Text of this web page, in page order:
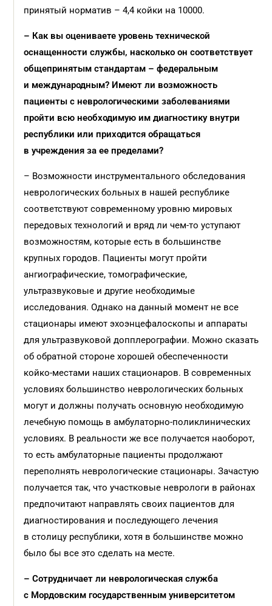
принятый норматив – 4,4 койки на 10000.
– Как вы оцениваете уровень технической
оснащенности службы, насколько он соответствует
общепринятым стандартам – федеральным
и международным? Имеют ли возможность
пациенты с неврологическими заболеваниями
пройти всю необходимую им диагностику внутри
республики или приходится обращаться
в учреждения за ее пределами?
– Возможности инструментального обследования
неврологических больных в нашей республике
соответствуют современному уровню мировых
передовых технологий и вряд ли чем-то уступают
возможностям, которые есть в большинстве
крупных городов. Пациенты могут пройти
ангиографические, томографические,
ультразвуковые и другие необходимые
исследования. Однако на данный момент не все
стационары имеют эхоэнцефалоскопы и аппараты
для ультразвуковой допплерографии. Можно сказать
об обратной стороне хорошей обеспеченности
койко-местами наших стационаров. В современных
условиях большинство неврологических больных
могут и должны получать основную необходимую
лечебную помощь в амбулаторно-поликлинических
условиях. В реальности же все получается наоборот,
то есть амбулаторные пациенты продолжают
переполнять неврологические стационары. Зачастую
получается так, что участковые неврологи в районах
предпочитают направлять своих пациентов для
диагностирования и последующего лечения
в столицу республики, хотя в большинстве можно
было бы все это сделать на месте.
– Сотрудничает ли неврологическая служба
с Мордовским государственным университетом